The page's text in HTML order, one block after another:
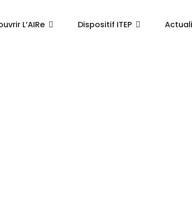
L’AIRe Dispositif ITEP